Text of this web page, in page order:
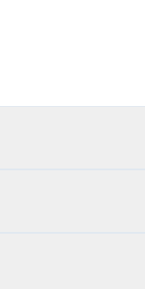
ומגביר את הגיוון